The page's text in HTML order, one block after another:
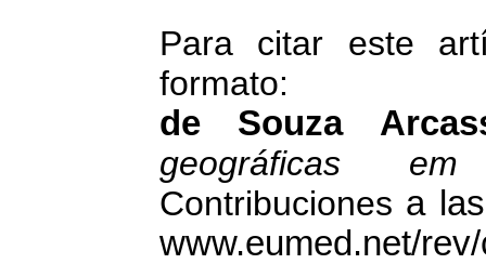
Para citar este
formato:
de Souza
geográficas
Contribuciones a
www.eumed.net/